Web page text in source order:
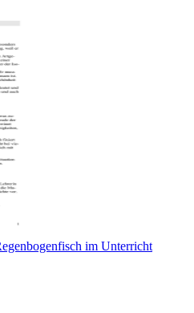
im Unterricht